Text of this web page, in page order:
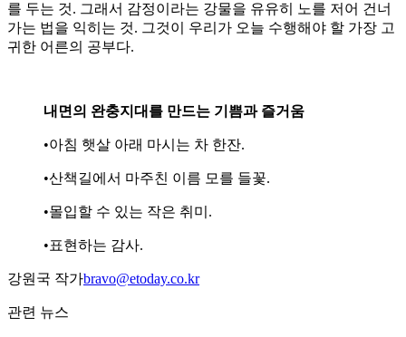
를 두는 것. 그래서 감정이라는 강물을 유유히 노를 저어 건너
가는 법을 익히는 것. 그것이 우리가 오늘 수행해야 할 가장 고
귀한 어른의 공부다.
내면의 완충지대를 만드는 기쁨과 즐거움
•아침 햇살 아래 마시는 차 한잔.
•산책길에서 마주친 이름 모를 들꽃.
•몰입할 수 있는 작은 취미.
•표현하는 감사.
강원국 작가bravo@etoday.co.kr
관련 뉴스